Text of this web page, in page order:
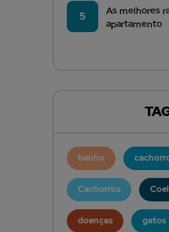
5
As melhores
apartamento
banho
Cachorros
doenças gatos